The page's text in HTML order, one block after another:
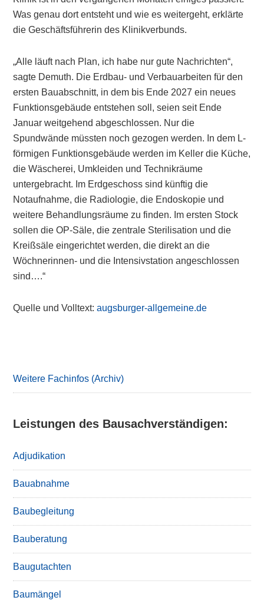
Was genau dort entsteht und wie es weitergeht, erklärte
die Geschäftsführerin des Klinikverbunds.
„Alle läuft nach Plan, ich habe nur gute Nachrichten“,
sagte Demuth. Die Erdbau- und Verbauarbeiten für den
ersten Bauabschnitt, in dem bis Ende 2027 ein neues
Funktionsgebäude entstehen soll, seien seit Ende
Januar weitgehend abgeschlossen. Nur die
Spundwände müssten noch gezogen werden. In dem L-
förmigen Funktionsgebäude werden im Keller die Küche,
die Wäscherei, Umkleiden und Technikräume
untergebracht. Im Erdgeschoss sind künftig die
Notaufnahme, die Radiologie, die Endoskopie und
weitere Behandlungsräume zu finden. Im ersten Stock
sollen die OP-Säle, die zentrale Sterilisation und die
Kreißsäle eingerichtet werden, die direkt an die
Wöchnerinnen- und die Intensivstation angeschlossen
sind….“
Quelle und Volltext:augsburger-allgemeine.de
Weitere Fachinfos (Archiv)
Leistungen des Bausachverständigen:
Adjudikation
Bauabnahme
Baubegleitung
Bauberatung
Baugutachten
Baumängel